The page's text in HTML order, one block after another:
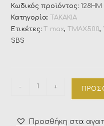
Κωδικός προϊόντος: 128HM
Κατηγορία:ΤΑΚΑΚΙΑ
Ετικέτες:T max,TMAX500,
SBS
- +
Προσθήκη στα